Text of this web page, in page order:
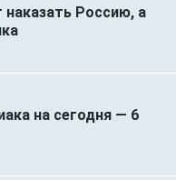
наказать Россию, а
на сегодня — 6